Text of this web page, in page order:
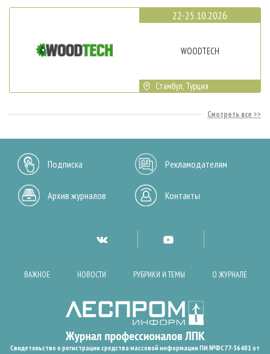
22-25.10.2026
WOODTECH
Стамбул, Турция
Смотреть все
Подписка Рекламодателям
Архив журналов Контакты
ВАЖНОЕ НОВОСТИ РУБРИКИ И ТЕМЫ О ЖУРНАЛЕ
Свидетельство о регистрации средства массовой информации ПИ №ФС77-36401 от